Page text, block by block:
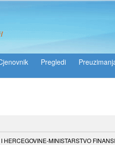
Pregledi
HERCEGOVINE-MINISTARSTVO